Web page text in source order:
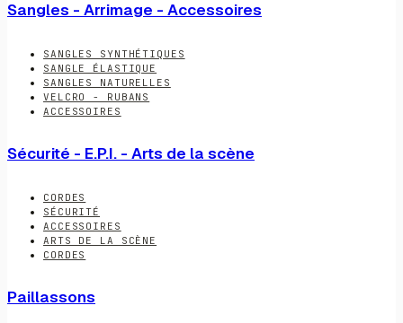
Sangles - Arrimage - Accessoires
SANGLES SYNTHÉTIQUES
SANGLE ÉLASTIQUE
SANGLES NATURELLES
VELCRO - RUBANS
ACCESSOIRES
Sécurité - E.P.I. - Arts de la scène
CORDES
SÉCURITÉ
ACCESSOIRES
ARTS DE LA SCÈNE
CORDES
Paillassons